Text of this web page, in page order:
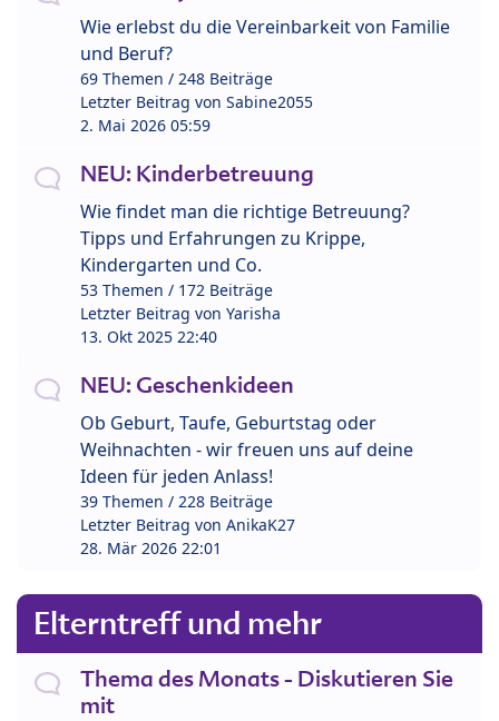
Wie erlebst du die Vereinbarkeit von Familie
und Beruf?
69 Themen / 248 Beiträge
Letzter Beitrag von Sabine2055
2. Mai 2026 05:59
NEU: Kinderbetreuung
Wie findet man die richtige Betreuung?
Tipps und Erfahrungen zu Krippe,
Kindergarten und Co.
53 Themen / 172 Beiträge
Letzter Beitrag von Yarisha
13. Okt 2025 22:40
NEU: Geschenkideen
Ob Geburt, Taufe, Geburtstag oder
Weihnachten - wir freuen uns auf deine
Ideen für jeden Anlass!
39 Themen / 228 Beiträge
Letzter Beitrag von AnikaK27
28. Mär 2026 22:01
Elterntreff und mehr
Thema des Monats - Diskutieren Sie
mit